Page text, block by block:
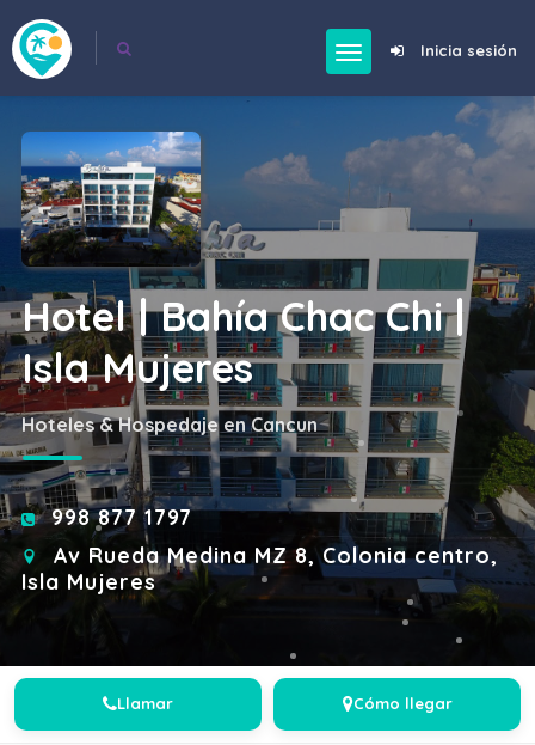
Inicia sesión
Hotel | Bahía Chac Chi |
Isla Mujeres
Hoteles & Hospedaje en Cancun
998 877 1797
Av Rueda Medina MZ 8, Colonia centro,
Isla Mujeres
Llamar Cómo llegar